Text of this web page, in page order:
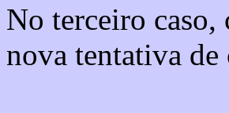
No terceiro
nova tentativa de